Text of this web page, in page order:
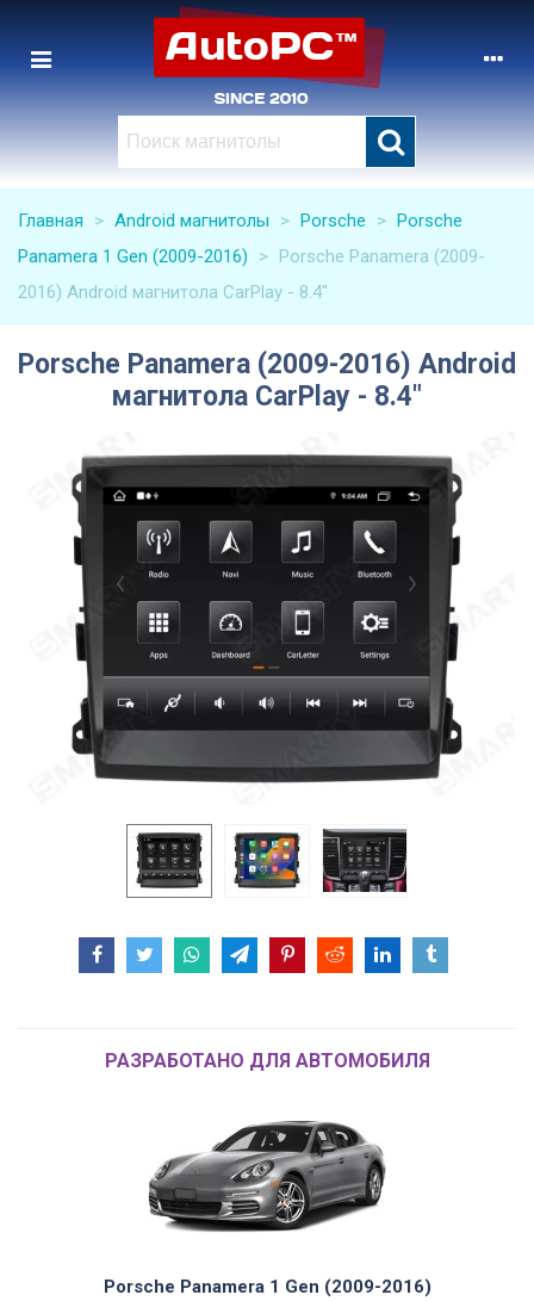
Главная > Android магнитолы > Porsche > Porsche
Panamera 1 Gen (2009-2016)
> Porsche Panamera (2009-
2016) Android магнитола CarPlay - 8.4"
Porsche Panamera (2009-2016) Android
магнитола CarPlay - 8.4"
РАЗРАБОТАНО ДЛЯ АВТОМОБИЛЯ
Porsche Panamera 1 Gen (2009-2016)